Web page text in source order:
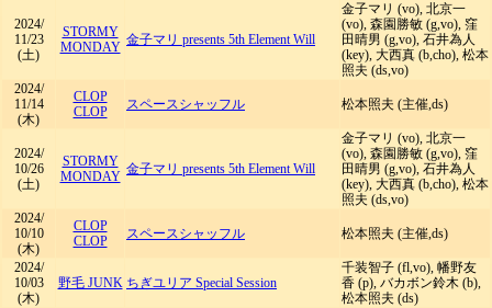
2024/
11/23
(土)
STORMY
MONDAY 金子マリ presents 5th Element Will
金子マリ (vo), 北京一
(vo), 森園勝敏 (g,vo), 窪
田晴男 (g,vo), 石井為人
(key), 大西真 (b,cho), 松本
照夫 (ds,vo)
2024/
11/14
(木)
CLOP
CLOP
スペースシャッフル 松本照夫 (主催,ds)
2024/
10/26
(土)
STORMY
MONDAY 金子マリ presents 5th Element Will
金子マリ (vo), 北京一
(vo), 森園勝敏 (g,vo), 窪
田晴男 (g,vo), 石井為人
(key), 大西真 (b,cho), 松本
照夫 (ds,vo)
2024/
10/10
(木)
CLOP
CLOP
スペースシャッフル 松本照夫 (主催,ds)
2024/
10/03
(木)
野毛 JUNK ちぎユリア Special Session
千装智子 (fl,vo), 幡野友
香 (p), バカボン鈴木 (b),
松本照夫 (ds)